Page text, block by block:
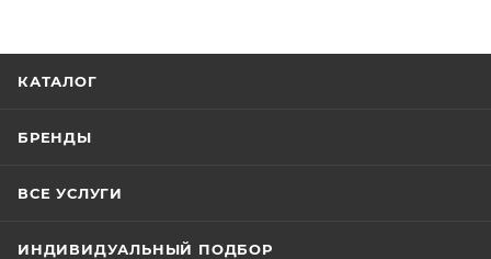
КАТАЛОГ
БРЕНДЫ
ВСЕ УСЛУГИ
ИНДИВИДУАЛЬНЫЙ ПОДБОР